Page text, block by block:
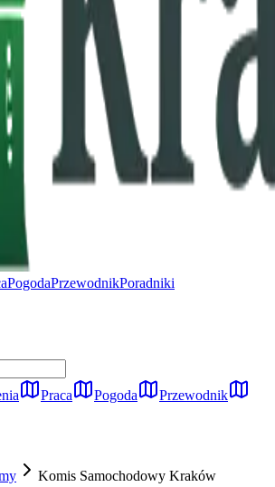
PogodaPrzewodnikPoradniki
Praca Pogoda
Przewodnik
Komis Samochodowy Kraków